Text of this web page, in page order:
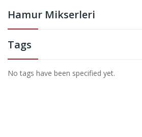
Hamur Mikserleri
Tags
No tags have been specified yet.